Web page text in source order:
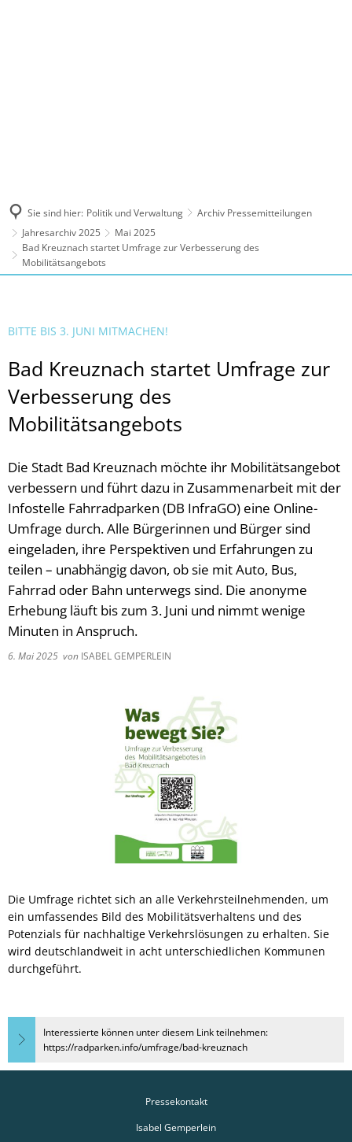
Sie sind hier: Politik und Verwaltung
Archiv Pressemitteilungen
Jahresarchiv 2025
Mai 2025
Bad Kreuznach startet Umfrage zur Verbesserung des
Mobilitätsangebots
BITTE BIS 3. JUNI MITMACHEN!
Bad Kreuznach startet Umfrage zur
Verbesserung des
Mobilitätsangebots
Die Stadt Bad Kreuznach möchte ihr Mobilitätsangebot
verbessern und führt dazu in Zusammenarbeit mit der
Infostelle Fahrradparken (DB InfraGO) eine Online-
Umfrage durch. Alle Bürgerinnen und Bürger sind
eingeladen, ihre Perspektiven und Erfahrungen zu
teilen – unabhängig davon, ob sie mit Auto, Bus,
Fahrrad oder Bahn unterwegs sind. Die anonyme
Erhebung läuft bis zum 3. Juni und nimmt wenige
Minuten in Anspruch.
6. Mai 2025 von ISABEL GEMPERLEIN
Die Umfrage richtet sich an alle Verkehrsteilnehmenden, um
ein umfassendes Bild des Mobilitätsverhaltens und des
Potenzials für nachhaltige Verkehrslösungen zu erhalten. Sie
wird deutschlandweit in acht unterschiedlichen Kommunen
durchgeführt.
Interessierte können unter diesem Link teilnehmen:
https://radparken.info/umfrage/bad-kreuznach
Pressekontakt
Isabel Gemperlein